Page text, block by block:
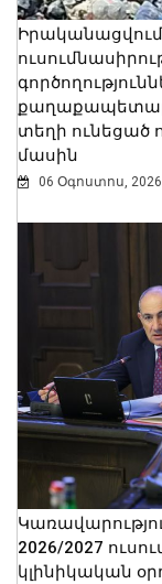
տեղի ունեցած
մասին
06 Օգոստոս, 2026
2026/2027
կլինիկական